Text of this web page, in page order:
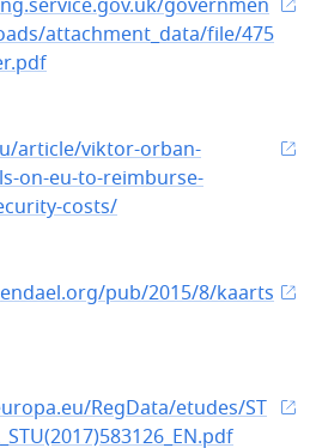
governmen
attachment_data/file/475
article/viktor-orban-
on-eu-to-reimburse-
costs/
pub/2015/8/kaarts
RegData/etudes/ST